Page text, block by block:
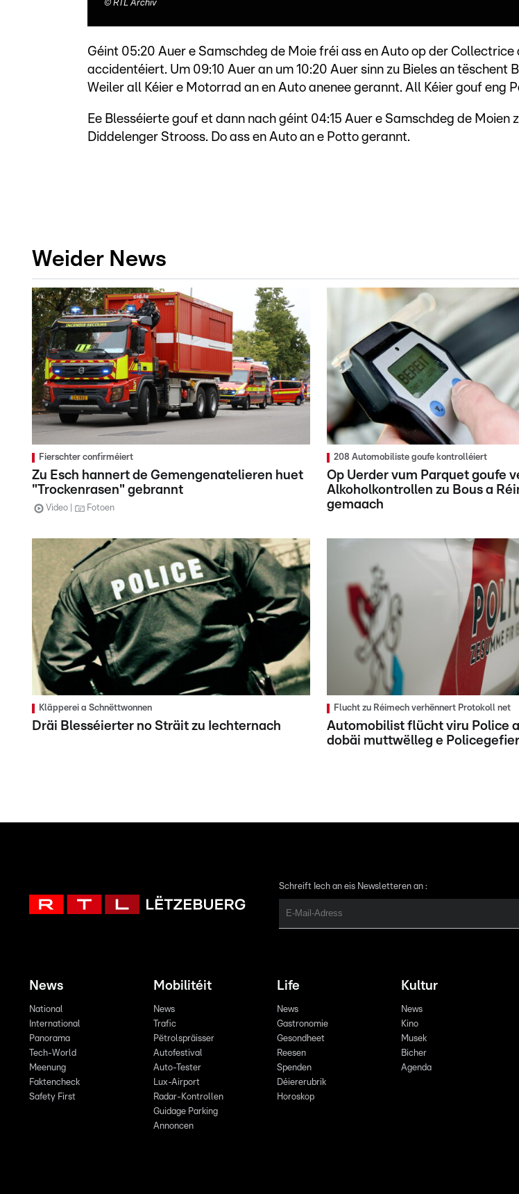
© RTL Archiv
Géint 05:20 Auer e Samschdeg de Moie fréi ass en Auto op der Collectrice
accidentéiert. Um 09:10 Auer an um 10:20 Auer sinn zu Bieles an tëschent
Weiler all Kéier e Motorrad an en Auto anenee gerannt. All Kéier gouf eng
Ee Blesséierte gouf et dann nach géint 04:15 Auer e Samschdeg de Moien
Diddelenger Strooss. Do ass en Auto an e Potto gerannt.
Weider News
Fierschter confirméiert
Zu Esch hannert de Gemengenatelieren huet
"Trockenrasen" gebrannt
Video Fotoen
208 Automobiliste goufe kontrolléiert
Op Uerder vum Parquet goufe
Alkoholkontrollen zu Bous a
gemaach
Kläpperei a Schnëttwonnen
Dräi Blesséierter no Sträit zu Iechternach
Flucht zu Réimech verhënnert Protokoll net
Automobilist flücht viru Police
dobäi muttwëlleg e Policegefier
Schreift Iech an eis Newsletteren an :
News
National
International
Panorama
Tech-World
Meenung
Faktencheck
Safety First
Mobilitéit
News
Trafic
Pëtrolspräisser
Autofestival
Auto-Tester
Lux-Airport
Radar-Kontrollen
Guidage Parking
Annoncen
Life
News
Gastronomie
Gesondheet
Reesen
Spenden
Déiererubrik
Horoskop
Kultur
News
Kino
Musek
Bicher
Agenda